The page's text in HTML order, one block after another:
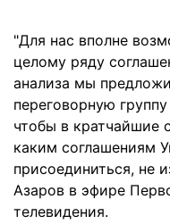
"Для нас вполне
целому ряду
анализа мы
переговорную
чтобы в кратчайшие
каким соглашениям
присоединиться, не
Азаров в эфире
телевидения.